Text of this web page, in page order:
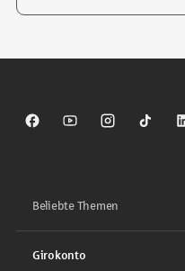
Sparkasse auf Facebook
Sparkasse aufSparkasse auf
Beliebte Themen
Girokonto